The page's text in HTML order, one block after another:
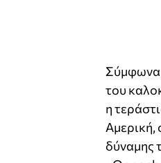
Σύμφωνα
του
η
Αμερική,
δύναμης